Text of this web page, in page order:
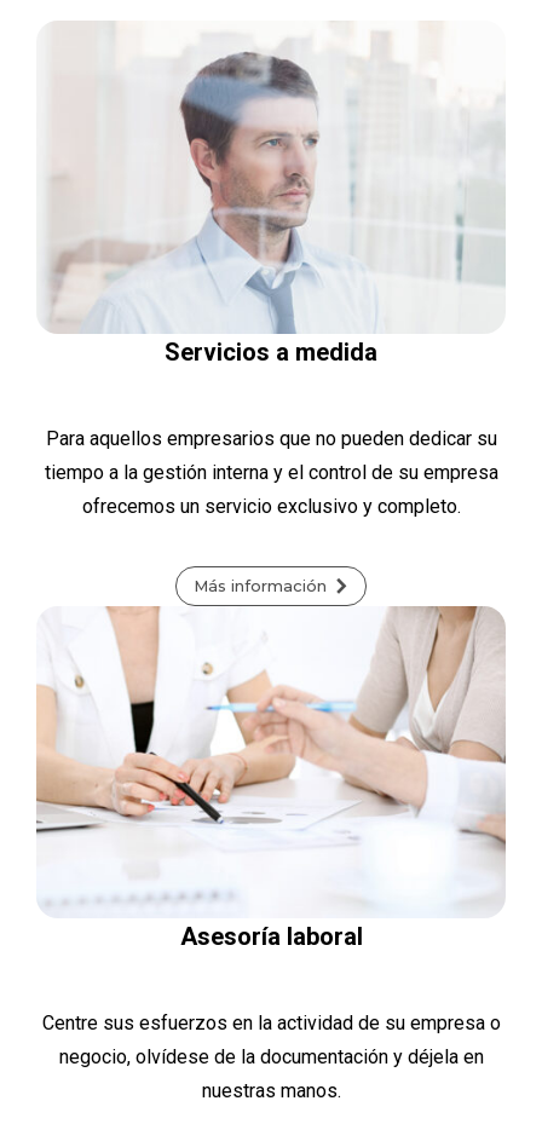
Servicios a medida
Para aquellos empresarios que no pueden dedicar su
tiempo a la gestión interna y el control de su empresa
ofrecemos un servicio exclusivo y completo.
Más información
Asesoría laboral
Centre sus esfuerzos en la actividad de su empresa o
negocio, olvídese de la documentación y déjela en
nuestras manos.